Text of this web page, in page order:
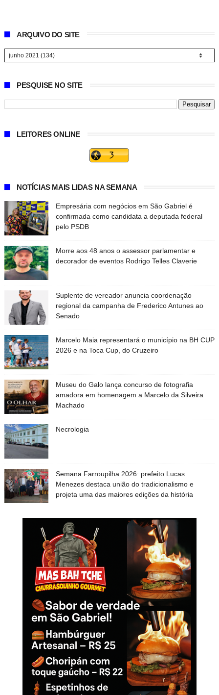
ARQUIVO DO SITE
PESQUISE NO SITE
LEITORES ONLINE
NOTÍCIAS MAIS LIDAS NA SEMANA
Empresária com negócios em São Gabriel é
confirmada como candidata a deputada federal
pelo PSDB
Morre aos 48 anos o assessor parlamentar e
decorador de eventos Rodrigo Telles Claverie
Suplente de vereador anuncia coordenação
regional da campanha de Frederico Antunes ao
Senado
Marcelo Maia representará o município na BH CUP
2026 e na Toca Cup, do Cruzeiro
Museu do Galo lança concurso de fotografia
amadora em homenagem a Marcelo da Silveira
Machado
Necrologia
Semana Farroupilha 2026: prefeito Lucas
Menezes destaca união do tradicionalismo e
projeta uma das maiores edições da história